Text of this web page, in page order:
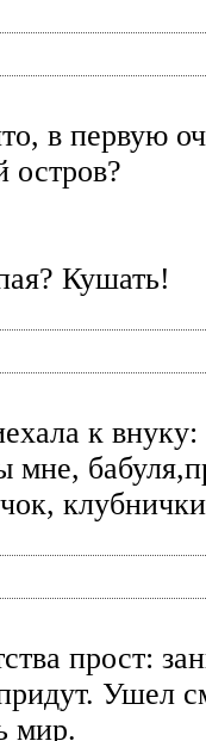
в первую
остров?
Кушать!
к внуку:
прост:
Ушел
мир.